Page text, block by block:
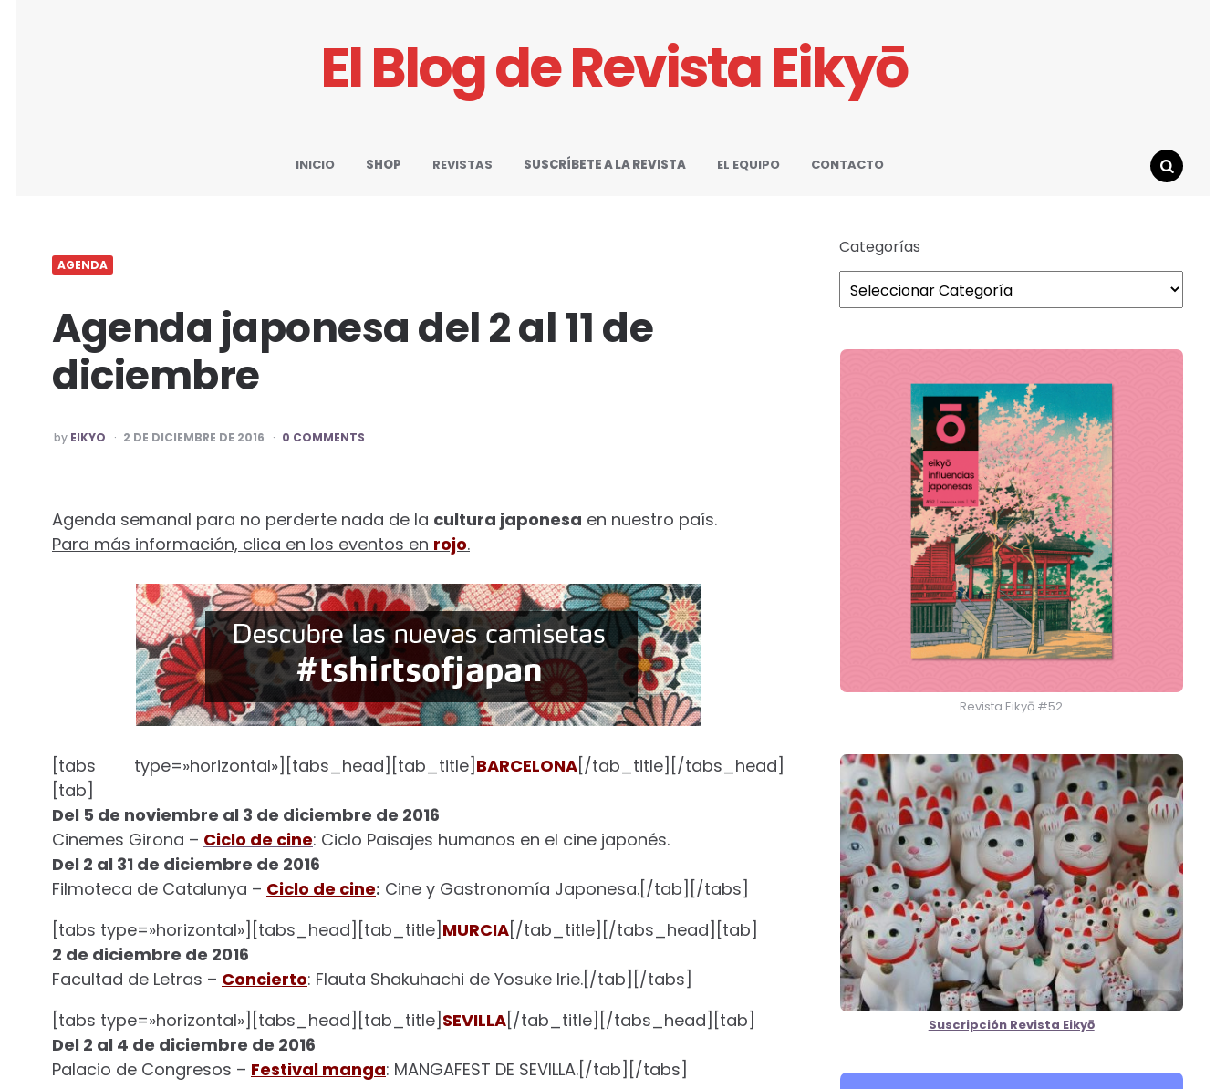
El Blog de Revista Eikyō
INICIO SHOP REVISTAS SUSCRÍBETE A LA REVISTA EL EQUIPO
CONTACTO
AGENDA
Agenda japonesa del 2 al 11 de
diciembre
POSTED
BY
by EIKYO 2 DE DICIEMBRE DE 2016 0 COMMENTS
Agenda semanal para no perderte nada de la cultura japonesa en nuestro país.
Para más información, clica en los eventos en rojo.
[tabs type=»horizontal»][tabs_head][tab_title] BARCELONA[/tab_title][/tabs_head]
[tab]
Del 5 de noviembre al 3 de diciembre de 2016
Cinemes Girona – Ciclo de cine: Ciclo Paisajes humanos en el cine japonés.
Del 2 al 31 de diciembre de 2016
Filmoteca de Catalunya – Ciclo de cine: Cine y Gastronomía Japonesa.[/tab][/tabs]
[tabs type=»horizontal»][tabs_head][tab_title] MURCIA[/tab_title][/tabs_head][tab]
2 de diciembre de 2016
Facultad de Letras – Concierto: Flauta Shakuhachi de Yosuke Irie.[/tab][/tabs]
[tabs type=»horizontal»][tabs_head][tab_title] SEVILLA[/tab_title][/tabs_head][tab]
Del 2 al 4 de diciembre de 2016
Palacio de Congresos – Festival manga: MANGAFEST DE SEVILLA.[/tab][/tabs]
Categorías
Revista Eikyō #52
Suscripción Revista Eikyō